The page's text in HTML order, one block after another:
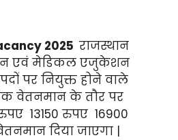
2025 राजस्थान
एवं मेडिकल एजुकेशन
पर नियुक्त होने वाले
वेतनमान के तौर पर
13150 रुपए 16900
दिया जाएगा |